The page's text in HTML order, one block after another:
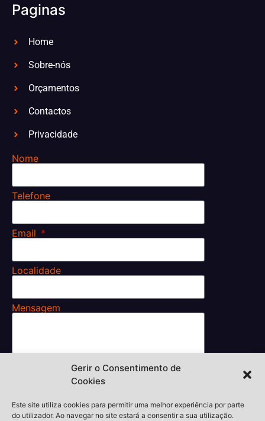
Gerir o Consentimento de
Cookies
Este site utiliza cookies para permitir uma melhor experiência por parte
do utilizador. Ao navegar no site estará a consentir a sua utilização.
Paginas
Home
Sobre-nós
Orçamentos
Contactos
Privacidade
Nome
Telefone
Email
Localidade
Mensagem
Li e aceito os
Enviar
Termos e Condições.